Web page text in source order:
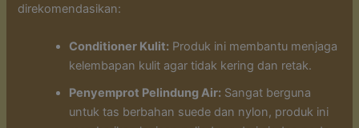
direkomendasikan:
Conditioner Kulit: Produk ini membantu menjaga
kelembapan kulit agar tidak kering dan retak.
Penyemprot Pelindung Air: Sangat berguna
untuk tas berbahan suede dan nylon, produk ini